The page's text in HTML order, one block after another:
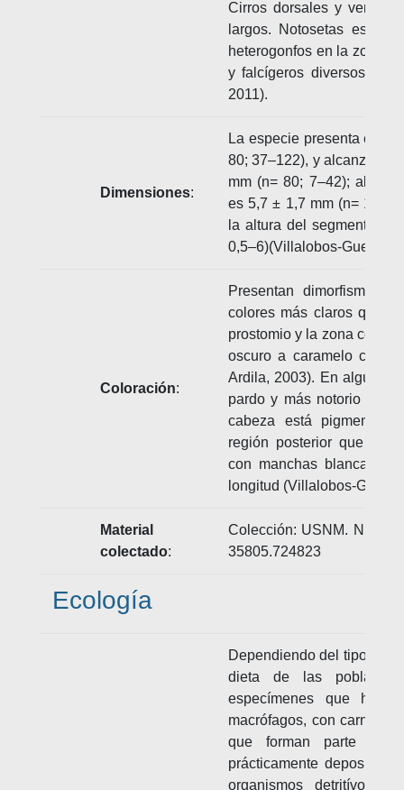
Cirros dorsales y
largos. Notosetas
heterogonfos en la zona
y falcígeros diversos en
2011).
Dimensiones:
La especie presenta en
80; 37–122), y alcanza
mm (n= 80; 7–42); al
es 5,7 ± 1,7 mm (n= 142;
la altura del segmento
0,5–6)(Villalobos-
Coloración:
Presentan dimorfismo
colores más claros que
prostomio y la zona
oscuro a caramelo claro
Ardila, 2003). En algunos
pardo y más notorio en
cabeza está
región posterior que es
con manchas blancas o
longitud (Villalobos-
Material
colectado:
Colección: USNM.
35805.724823
Ecología
Dependiendo del tipo de
dieta de las
especímenes que
macrófagos, con
que forman parte de
prácticamente
organismos detritívoros